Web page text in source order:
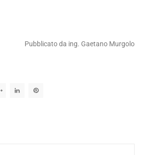
Pubblicato da ing. Gaetano Murgolo